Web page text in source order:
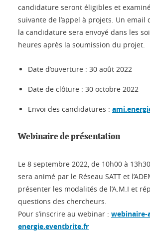
candidature seront éligibles et
suivante de l’appel à projets. Un email
la candidature sera envoyé dans les
heures après la soumission du projet.
Date d’ouverture : 30 août 2022
Date de clôture : 30 octobre 2022
Envoi des candidatures :
Webinaire de présentation
Le 8 septembre 2022, de 10h00 à
sera animé par le Réseau SATT et
présenter les modalités de l’A.M.I et
questions des chercheurs.
Pour s’inscrire au webinar : webinaire-
energie.eventbrite.fr